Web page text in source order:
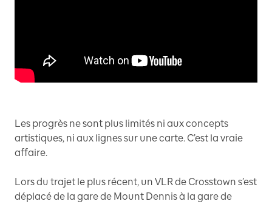
Les progrès ne sont plus limités ni aux concepts
artistiques, ni aux lignes sur une carte. C’est la vraie
affaire.
Lors du trajet le plus récent, un VLR de Crosstown s’est
déplacé de la gare de Mount Dennis à la gare de